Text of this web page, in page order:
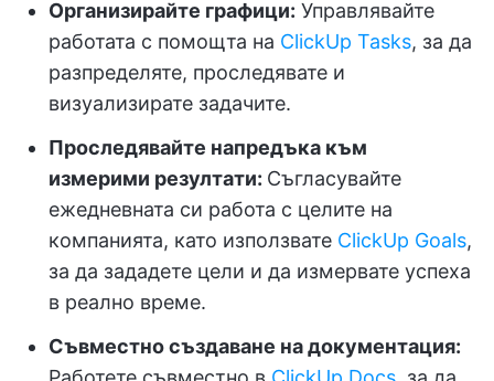
Организирайте графици: Управлявайте
работата с помощта на ClickUp Tasks, за да
разпределяте, проследявате и
визуализирате задачите.
Проследявайте напредъка към
измерими резултати: Съгласувайте
ежедневната си работа с целите на
компанията, като използвате ClickUp Goals,
за да зададете цели и да измервате успеха
в реално време.
Съвместно създаване на документация: